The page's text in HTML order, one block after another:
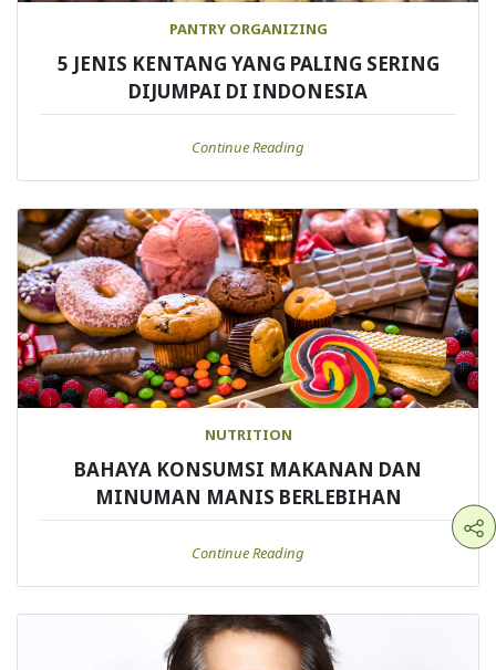
PANTRY ORGANIZING
5 JENIS KENTANG YANG PALING SERING
DIJUMPAI DI INDONESIA
Continue Reading
NUTRITION
BAHAYA KONSUMSI MAKANAN DAN
MINUMAN MANIS BERLEBIHAN
Continue Reading